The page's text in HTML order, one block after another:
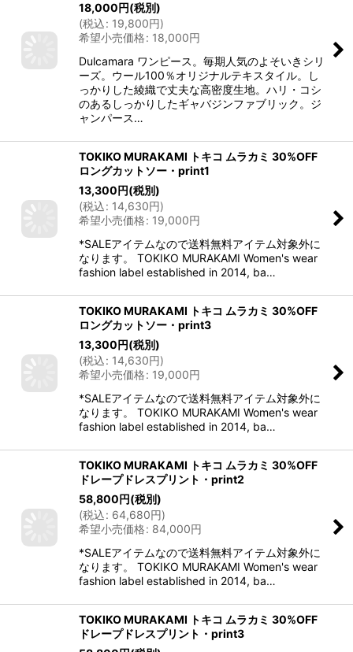
18,000円(税別)
(税込: 19,800円)
希望小売価格: 18,000円
Dulcamara ワンピース。毎期人気のよそいきシリ
ーズ。ウール100％オリジナルテキスタイル。し
っかりした綾織で丈夫な高密度生地。ハリ・コシ
のあるしっかりしたギャバジンファブリック。ジ
ャンパース…
TOKIKO MURAKAMI トキコ ムラカミ 30%OFF
ロングカットソー・print1
13,300円(税別)
(税込: 14,630円)
希望小売価格: 19,000円
*SALEアイテムなので送料無料アイテム対象外に
なります。 TOKIKO MURAKAMI Women's wear
fashion label established in 2014, ba…
TOKIKO MURAKAMI トキコ ムラカミ 30%OFF
ロングカットソー・print3
13,300円(税別)
(税込: 14,630円)
希望小売価格: 19,000円
*SALEアイテムなので送料無料アイテム対象外に
なります。 TOKIKO MURAKAMI Women's wear
fashion label established in 2014, ba…
TOKIKO MURAKAMI トキコ ムラカミ 30%OFF
ドレープドレスプリント・print2
58,800円(税別)
(税込: 64,680円)
希望小売価格: 84,000円
*SALEアイテムなので送料無料アイテム対象外に
なります。 TOKIKO MURAKAMI Women's wear
fashion label established in 2014, ba…
TOKIKO MURAKAMI トキコ ムラカミ 30%OFF
ドレープドレスプリント・print3